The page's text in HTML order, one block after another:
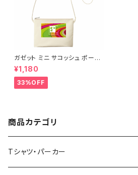
ガゼット ミニ サコッシュ ポーチ
キャンバス ファスナーポーチ 底
マチ付き ナチュラル オリジナル
巾着 プリント バッグ 袋 旅行 化
粧 メイク 筆入 文具 文房具 ペ
ー
¥1,180
33%OFF
商品カテゴリ
Tシャツ・パーカー